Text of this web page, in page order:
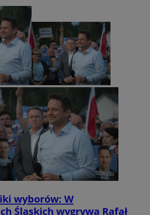
wyborów: W
Śląskich wygrywa Rafał